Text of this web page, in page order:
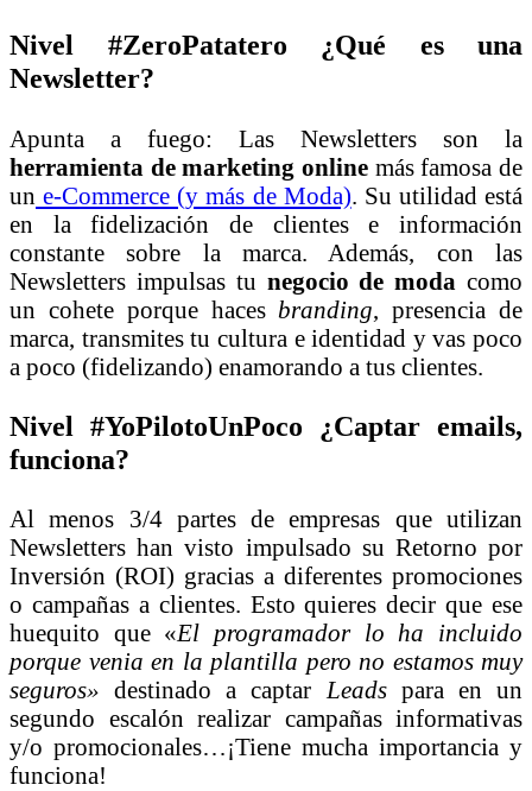
Nivel #ZeroPatatero ¿Qué es una
Newsletter?
Apunta a fuego: Las Newsletters son la
herramienta de marketing online más famosa de
un e-Commerce (y más de Moda) . Su utilidad está
en la fidelización de clientes e información
constante sobre la marca. Además, con las
Newsletters impulsas tu negocio de moda como
un cohete porque haces branding , presencia de
marca, transmites tu cultura e identidad y vas poco
a poco (fidelizando) enamorando a tus clientes.
Nivel #YoPilotoUnPoco ¿Captar emails,
funciona?
Al menos 3/4 partes de empresas que utilizan
Newsletters han visto impulsado su Retorno por
Inversión (ROI) gracias a diferentes promociones
o campañas a clientes. Esto quieres decir que ese
huequito que «El programador lo ha incluido
porque venia en la plantilla pero no estamos muy
seguros»destinado a captar Leadspara en un
segundo escalón realizar campañas informativas
y/o promocionales…¡Tiene mucha importancia y
funciona!